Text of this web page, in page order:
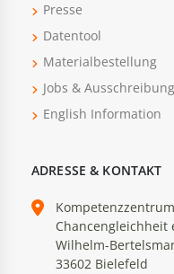
Presse
Datentool
Materialbestellung
Jobs &
English Information
ADRESSE & KONTAKT
Chancengleichheit
Wilhelm-
33602 Bielefeld